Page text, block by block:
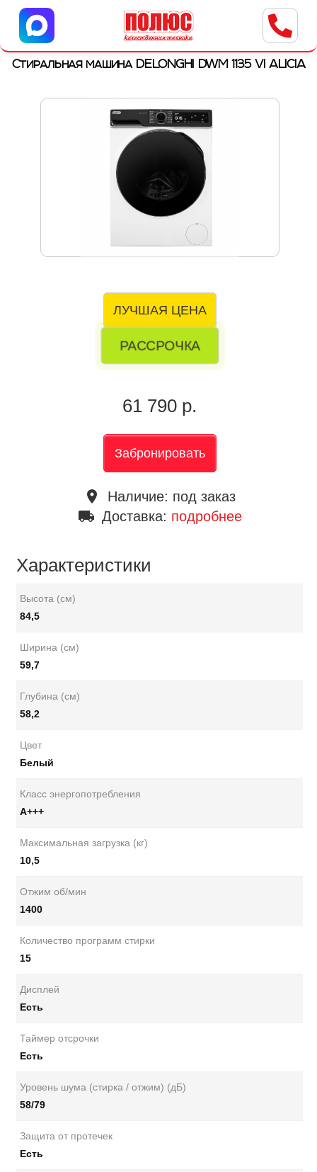
Центр бытовой техники
г. Ульяновск, ул. Пушкарева, 8a
Стиральная машина DELONGHI DWM 1135 VI ALICIA
ЛУЧШАЯ ЦЕНА
РАССРОЧКА
61 790 р.
Забронировать
place Наличие: под заказ
local_shipping Доставка: подробнее
Характеристики
Высота (см)
84,5
Ширина (см)
59,7
Глубина (см)
58,2
Цвет
Белый
Класс энергопотребления
А+++
Максимальная загрузка (кг)
10,5
Отжим об/мин
1400
Количество программ стирки
15
Дисплей
Есть
Таймер отсрочки
Есть
Уровень шума (стирка / отжим) (дБ)
58/79
Защита от протечек
Есть